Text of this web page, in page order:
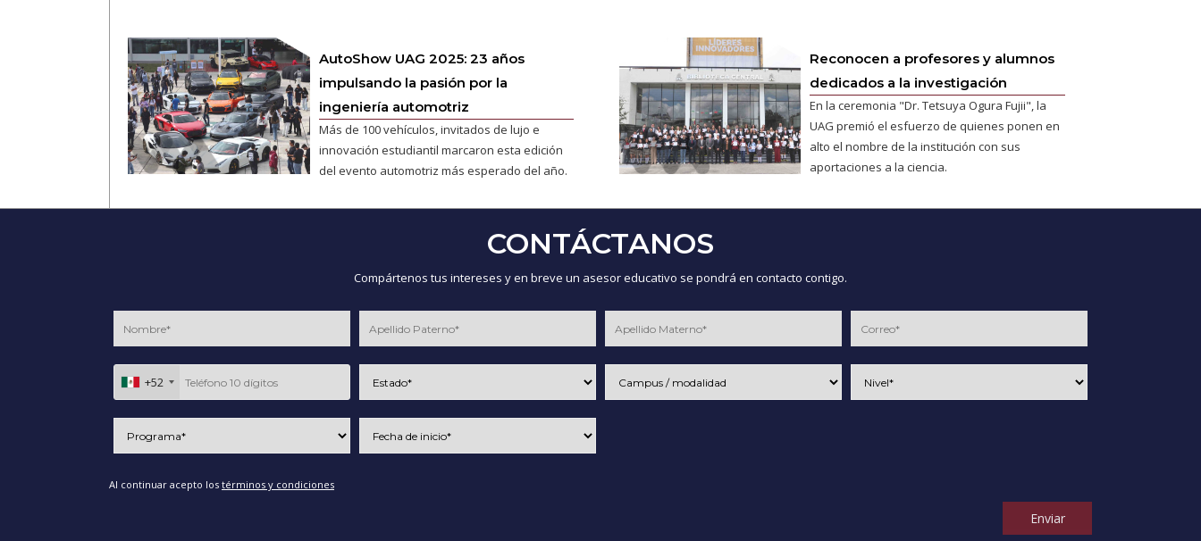
AutoShow UAG 2025: 23 años
impulsando la pasión por la
ingeniería automotriz
Más de 100 vehículos, invitados de lujo e
innovación estudiantil marcaron esta edición
del evento automotriz más esperado del año.
Reconocen a profesores y alumnos
dedicados a la investigación
En la ceremonia "Dr. Tetsuya Ogura Fujii", la
UAG premió el esfuerzo de quienes ponen en
alto el nombre de la institución con sus
aportaciones a la ciencia.
CONTÁCTANOS
Compártenos tus intereses y en breve un asesor educativo se pondrá en contacto contigo.
+52
Al continuar acepto los términos y condiciones
Enviar